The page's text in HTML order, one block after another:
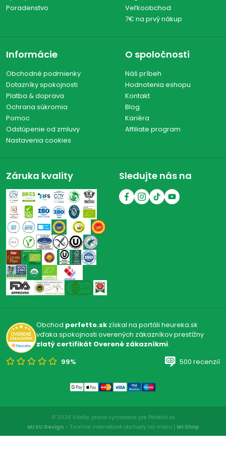
Poradenstvo
Veľkoobchod
7€ na prvý nákup
Informácie
Obchodné podmienky
Dotazníky spokojnosti
Platba & doprava
Ochrana súkromia
Pomoc
Odstúpenie od zmluvy
Nastavenia cookies
O spoločnosti
Náš príbeh
Hodnotenia eshopu
Kontakt
Blog
Kariéra
Affiliate program
Záruka kvality Sledujte nás na
Obchod perfetto.skzískal na portáli heureka.sk
vďaka spokojnosti overených zákazníkov prestížny
zlatý certifikát Overené zákazníkmi.
99%
500 recenzií
© 2026 Všetky práva vyhradené pre Perfetto.sk
MI:SU Design - Tvoríme internetové obchody na mieru | MI:Shop